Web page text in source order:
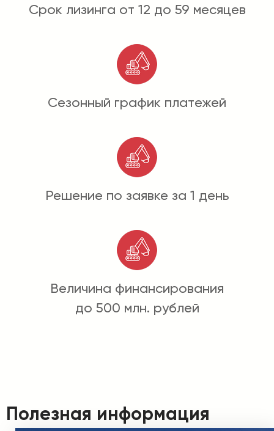
Срок лизинга от 12 до 59 месяцев
Сезонный график платежей
Решение по заявке за 1 день
Величина финансирования
до 500 млн. рублей
Полезная информация